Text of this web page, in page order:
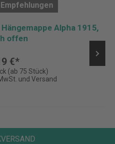
Hängemappe Alpha 1915,
offen
€*
(ab 75 Stück)
und Versand